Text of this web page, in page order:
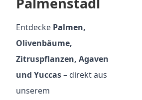
Entdecke Palmen,
Olivenbäume,
Zitruspflanzen, Agaven
und Yuccas– direkt aus
unserem